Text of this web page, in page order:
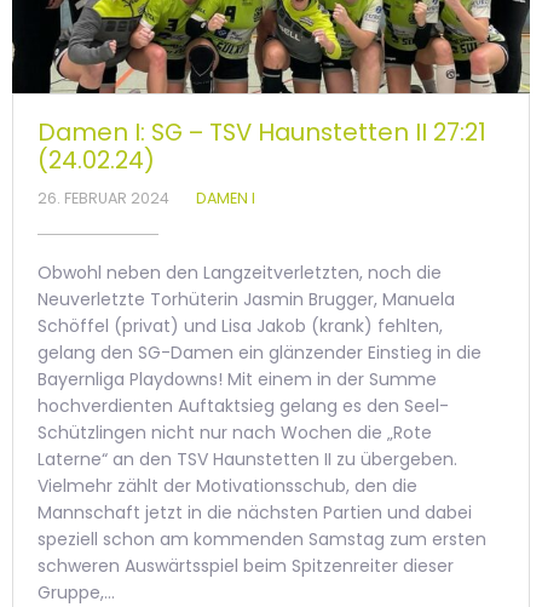
Damen I: SG – TSV Haunstetten II 27:21
(24.02.24)
26. FEBRUAR 2024 DAMEN I
Obwohl neben den Langzeitverletzten, noch die
Neuverletzte Torhüterin Jasmin Brugger, Manuela
Schöffel (privat) und Lisa Jakob (krank) fehlten,
gelang den SG-Damen ein glänzender Einstieg in die
Bayernliga Playdowns! Mit einem in der Summe
hochverdienten Auftaktsieg gelang es den Seel-
Schützlingen nicht nur nach Wochen die „Rote
Laterne“ an den TSV Haunstetten II zu übergeben.
Vielmehr zählt der Motivationsschub, den die
Mannschaft jetzt in die nächsten Partien und dabei
speziell schon am kommenden Samstag zum ersten
schweren Auswärtsspiel beim Spitzenreiter dieser
Gruppe,…